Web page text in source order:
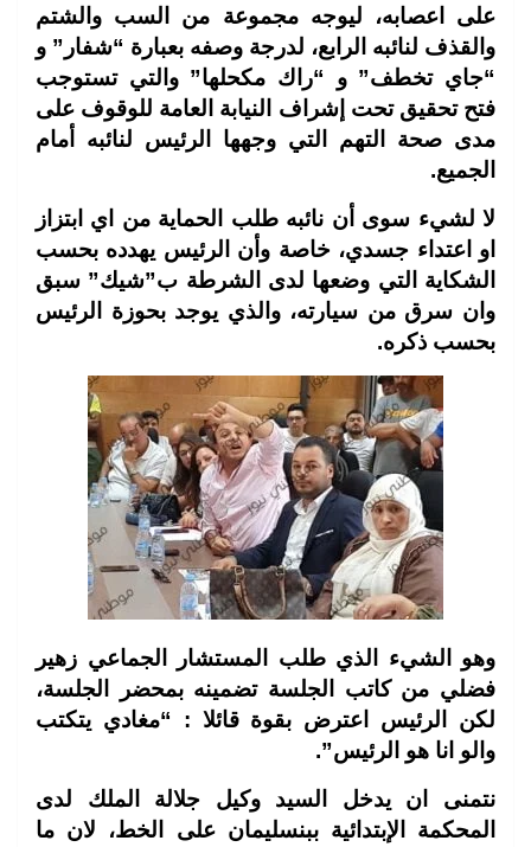
على اعصابه، ليوجه مجموعة من السب والشتم
والقذف لنائبه الرابع، لدرجة وصفه بعبارة “شفار” و
“جاي تخطف” و “راك مكحلها” والتي تستوجب
فتح تحقيق تحت إشراف النيابة العامة للوقوف على
مدى صحة التهم التي وجهها الرئيس لنائبه أمام
الجميع.
لا لشيء سوى أن نائبه طلب الحماية من اي ابتزاز
او اعتداء جسدي، خاصة وأن الرئيس يهدده بحسب
الشكاية التي وضعها لدى الشرطة ب”شيك” سبق
وان سرق من سيارته، والذي يوجد بحوزة الرئيس
بحسب ذكره.
وهو الشيء الذي طلب المستشار الجماعي زهير
فضلي من كاتب الجلسة تضمينه بمحضر الجلسة،
لكن الرئيس اعترض بقوة قائلا : “مغادي يتكتب
والو انا هو الرئيس”.
نتمنى ان يدخل السيد وكيل جلالة الملك لدى
المحكمة الإبتدائية ببنسليمان على الخط، لان ما